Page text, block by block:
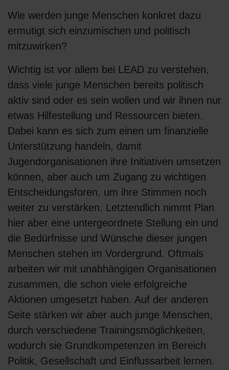
Wie werden junge Menschen konkret dazu
ermutigt sich einzumischen und politisch
mitzuwirken?
Wichtig ist vor allem bei LEAD zu verstehen,
dass viele junge Menschen bereits politisch
aktiv sind oder es sein wollen und wir ihnen nur
etwas Hilfestellung und Ressourcen bieten.
Dabei kann es sich zum einen um finanzielle
Unterstützung handeln, damit
Jugendorganisationen ihre Initiativen umsetzen
können, aber auch um Zugang zu wichtigen
Entscheidungsforen, um ihre Stimmen noch
weiter zu verstärken. Letztendlich nimmt Plan
hier aber eine untergeordnete Stellung ein und
die Bedürfnisse und Wünsche dieser jungen
Menschen stehen im Vordergrund. Oftmals
arbeiten wir mit unabhängigen Organisationen
zusammen, die schon viele erfolgreiche
Aktionen umgesetzt haben. Auf der anderen
Seite stärken wir aber auch junge Menschen,
durch verschiedene Trainingsmöglichkeiten,
wodurch sie Grundkompetenzen im Bereich
Politik, Gesellschaft und Einflussarbeit lernen.